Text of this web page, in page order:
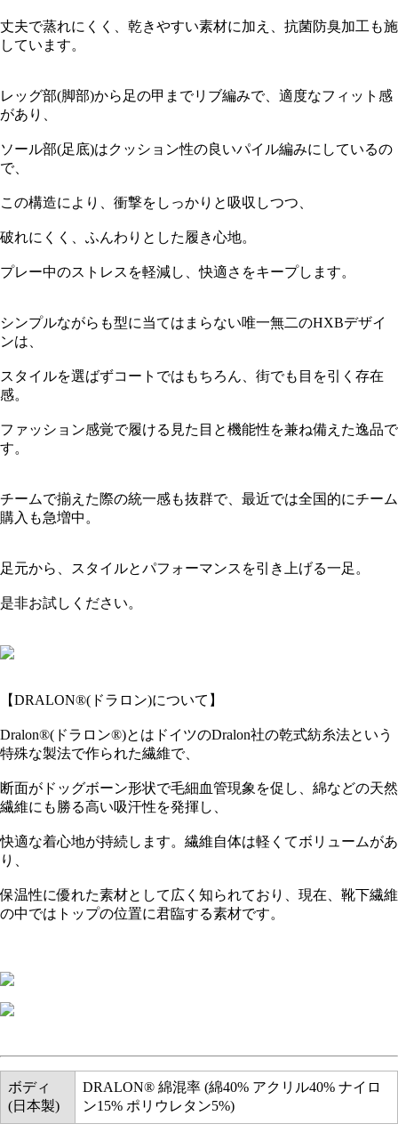
丈夫で蒸れにくく、乾きやすい素材に加え、抗菌防臭加工も施
しています。
レッグ部(脚部)から足の甲までリブ編みで、適度なフィット感
があり、
ソール部(足底)はクッション性の良いパイル編みにしているの
で、
この構造により、衝撃をしっかりと吸収しつつ、
破れにくく、ふんわりとした履き心地。
プレー中のストレスを軽減し、快適さをキープします。
シンプルながらも型に当てはまらない唯一無二のHXBデザイ
ンは、
スタイルを選ばずコートではもちろん、街でも目を引く存在
感。
ファッション感覚で履ける見た目と機能性を兼ね備えた逸品で
す。
チームで揃えた際の統一感も抜群で、最近では全国的にチーム
購入も急増中。
足元から、スタイルとパフォーマンスを引き上げる一足。
是非お試しください。
【DRALON®(ドラロン)について】
Dralon®(ドラロン®)とはドイツのDralon社の乾式紡糸法という
特殊な製法で作られた繊維で、
断面がドッグボーン形状で毛細血管現象を促し、綿などの天然
繊維にも勝る高い吸汗性を発揮し、
快適な着心地が持続します。繊維自体は軽くてボリュームがあ
り、
保温性に優れた素材として広く知られており、現在、靴下繊維
の中ではトップの位置に君臨する素材です。
ボディ
(日本製)
DRALON® 綿混率 (綿40% アクリル40% ナイロ
ン15% ポリウレタン5%)